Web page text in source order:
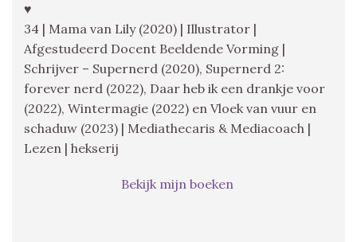
♥
34 | Mama van Lily (2020) | Illustrator |
Afgestudeerd Docent Beeldende Vorming |
Schrijver – Supernerd (2020), Supernerd 2:
forever nerd (2022), Daar heb ik een drankje voor
(2022), Wintermagie (2022) en Vloek van vuur en
schaduw (2023) | Mediathecaris & Mediacoach |
Lezen | hekserij
Bekijk mijn boeken